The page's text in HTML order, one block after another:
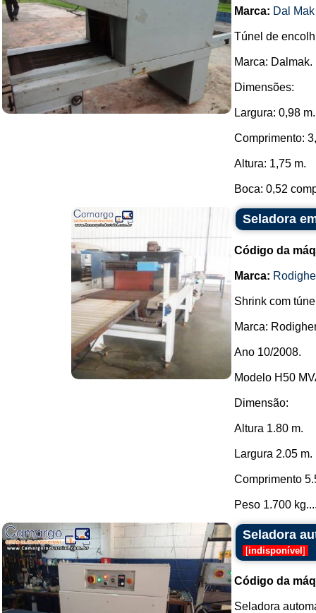
Marca: Dal Mak
Túnel de
Marca: Dalmak.
Dimensões:
Largura: 0,98 m.
Comprimento:
Altura: 1,75 m.
Boca: 0,52
Seladora
Código da
Marca:
Shrink com
Marca:
Ano 10/2008.
Modelo H50
Dimensão:
Altura 1.80 m.
Largura 2.05 m.
Comprimento
Peso 1.700
Seladora
[indisponível ]
Código da
Seladora